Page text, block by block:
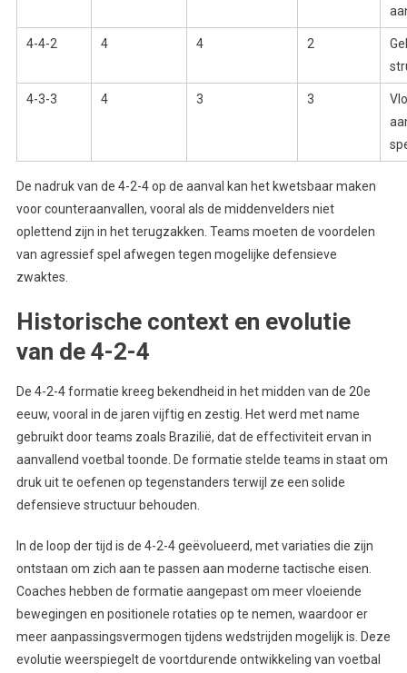
4-4-2 4 4 2
4-3-3 4 3 3
De nadruk van de 4-2-4 op de aanval kan het kwetsbaar maken
voor counteraanvallen, vooral als de middenvelders niet
oplettend zijn in het terugzakken. Teams moeten de voordelen
van agressief spel afwegen tegen mogelijke defensieve
zwaktes.
Historische context en evolutie
van de 4-2-4
De 4-2-4 formatie kreeg bekendheid in het midden van de 20e
eeuw, vooral in de jaren vijftig en zestig. Het werd met name
gebruikt door teams zoals Brazilië, dat de effectiviteit ervan in
aanvallend voetbal toonde. De formatie stelde teams in staat om
druk uit te oefenen op tegenstanders terwijl ze een solide
defensieve structuur behouden.
In de loop der tijd is de 4-2-4 geëvolueerd, met variaties die zijn
ontstaan om zich aan te passen aan moderne tactische eisen.
Coaches hebben de formatie aangepast om meer vloeiende
bewegingen en positionele rotaties op te nemen, waardoor er
meer aanpassingsvermogen tijdens wedstrijden mogelijk is. Deze
evolutie weerspiegelt de voortdurende ontwikkeling van voetbal